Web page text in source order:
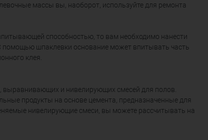
массы вы, наоборот, используйте для ремонта
способностью, то вам необходимо нанести
помощью шпаклевки основание может впитывать часть
клея.
выравнивающих и нивелирующих смесей для полов.
продукты на основе цемента, предназначенные для
нивелирующие смеси, вы можете рассчитывать на